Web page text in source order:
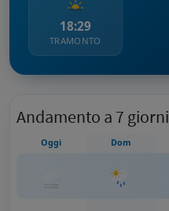
18:29
TRAMONTO
Andamento a 7 giorni
Oggi Dom